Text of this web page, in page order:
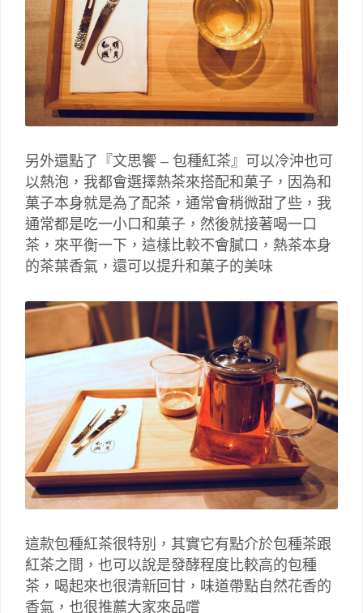
另外還點了『文思饗 – 包種紅茶』可以冷沖也可
以熱泡，我都會選擇熱茶來搭配和菓子，因為和
菓子本身就是為了配茶，通常會稍微甜了些，我
通常都是吃一小口和菓子，然後就接著喝一口
茶，來平衡一下，這樣比較不會膩口，熱茶本身
的茶葉香氣，還可以提升和菓子的美味
這款包種紅茶很特別，其實它有點介於包種茶跟
紅茶之間，也可以說是發酵程度比較高的包種
茶，喝起來也很清新回甘，味道帶點自然花香的
香氣，也很推薦大家來品嚐